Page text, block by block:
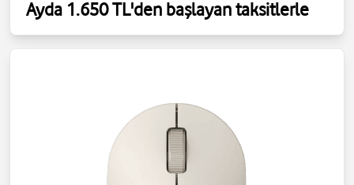
Ayda 1.650 TL'den başlayan taksitlerle